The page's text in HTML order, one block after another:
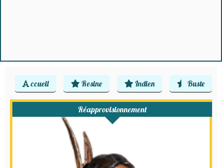
ccueil Resine Indien Buste
Réapprovisionnement